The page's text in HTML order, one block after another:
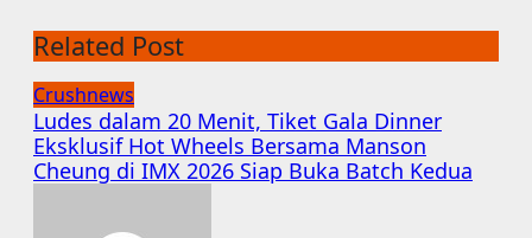
Related Post
Crushnews
Ludes dalam 20 Menit, Tiket Gala Dinner
Eksklusif Hot Wheels Bersama Manson
Cheung di IMX 2026 Siap Buka Batch Kedua